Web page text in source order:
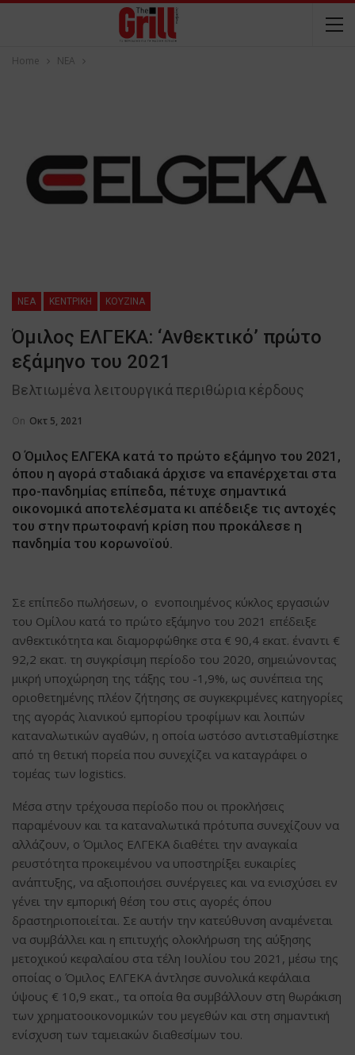
Home NEA
NEA ΚΕΝΤΡΙΚΗ ΚΟΥΖΙΝΑ
Όμιλος ΕΛΓΕΚΑ: ‘Ανθεκτικό’ πρώτο
εξάμηνο του 2021
Βελτιωμένα λειτουργικά περιθώρια κέρδους
On Οκτ 5, 2021
Ο Όμιλος ΕΛΓΕΚΑ κατά το πρώτο εξάμηνο του 2021,
όπου η αγορά σταδιακά άρχισε να επανέρχεται στα
προ-πανδημίας επίπεδα, πέτυχε σημαντικά
οικονομικά αποτελέσματα κι απέδειξε τις αντοχές
του στην πρωτοφανή κρίση που προκάλεσε η
πανδημία του κορωνοϊού.
Σε επίπεδο πωλήσεων, ο ενοποιημένος κύκλος εργασιών
του Ομίλου κατά το πρώτο εξάμηνο του 2021 επέδειξε
ανθεκτικότητα και διαμορφώθηκε στα € 90,4 εκατ. έναντι €
92,2 εκατ. τη συγκρίσιμη περίοδο του 2020, σημειώνοντας
μικρή υποχώρηση της τάξης του -1,9%, ως συνέπεια της
οριοθετημένης πλέον ζήτησης σε συγκεκριμένες κατηγορίες
της αγοράς λιανικού εμπορίου τροφίμων και λοιπών
καταναλωτικών αγαθών, η οποία ωστόσο αντισταθμίστηκε
από τη θετική πορεία που συνεχίζει να καταγράφει ο
τομέας των logistics.
Μέσα στην τρέχουσα περίοδο που οι προκλήσεις
παραμένουν και τα καταναλωτικά πρότυπα συνεχίζουν να
αλλάζουν, ο Όμιλος ΕΛΓΕΚΑ διαθέτει την αναγκαία
ρευστότητα προκειμένου να υποστηρίξει ευκαιρίες
ανάπτυξης, να αξιοποιήσει συνέργειες και να ενισχύσει εν
γένει την εμπορική θέση του στις αγορές όπου
δραστηριοποιείται. Σε αυτήν την κατεύθυνση αναμένεται
να συμβάλλει και η επιτυχής ολοκλήρωση της αύξησης
μετοχικού κεφαλαίου στα τέλη Ιουλίου του 2021, μέσω της
οποίας ο Όμιλος ΕΛΓΕΚΑ άντλησε συνολικά κεφάλαια
ύψους € 10,9 εκατ., τα οποία θα συμβάλλουν στη θωράκιση
των χρηματοοικονομικών του μεγεθών και στη σημαντική
ενίσχυση των ταμειακών διαθεσίμων του.